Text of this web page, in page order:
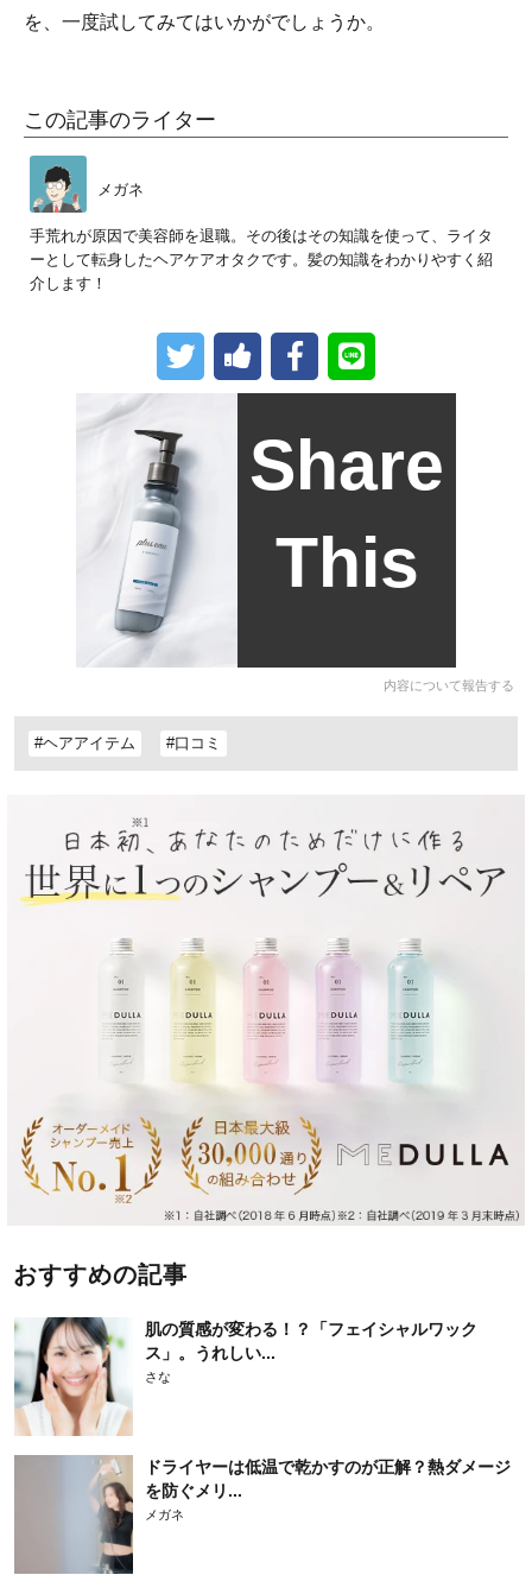
を、一度試してみてはいかがでしょうか。
この記事のライター
メガネ
手荒れが原因で美容師を退職。その後はその知識を使って、ライタ
ーとして転身したヘアケアオタクです。髪の知識をわかりやすく紹
介します！
Share
This
内容について報告する
#ヘアアイテム #口コミ
おすすめの記事
肌の質感が変わる！？「フェイシャルワック
ス」。うれしい...
さな
ドライヤーは低温で乾かすのが正解？熱ダメージ
を防ぐメリ...
メガネ